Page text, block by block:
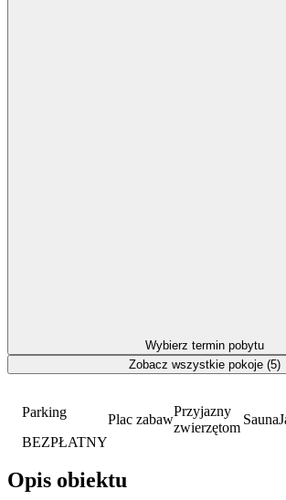
Parking
BEZPŁATNY
Plac zabaw
Przyjazny
zwierzętom
Sauna
Opis obiektu
Wybierz termin pobytu
Zobacz wszystkie pokoje (5)